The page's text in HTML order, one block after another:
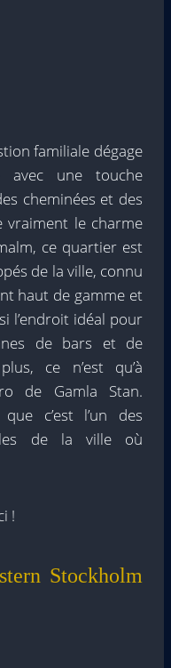
familiale dégage
avec une touche
cheminées et des
vraiment le charme
ce quartier est
de la ville, connu
haut de gamme et
l’endroit idéal pour
de bars et de
ce n’est qu’à
de Gamla Stan.
c’est l’un des
de la ville où
!
Stockholm